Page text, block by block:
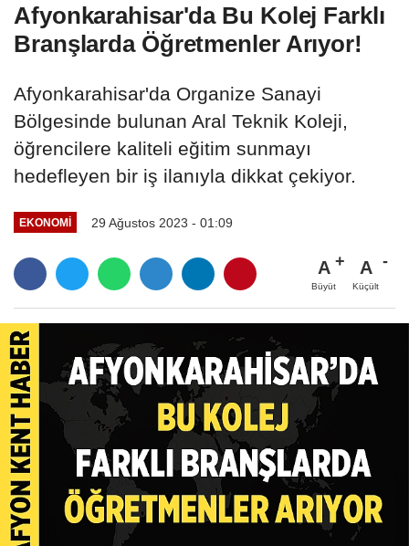
Afyonkarahisar'da Bu Kolej Farklı
Branşlarda Öğretmenler Arıyor!
Afyonkarahisar'da Organize Sanayi
Bölgesinde bulunan Aral Teknik Koleji,
öğrencilere kaliteli eğitim sunmayı
hedefleyen bir iş ilanıyla dikkat çekiyor.
EKONOMI 29 Ağustos 2023 - 01:09
A
Büyüt
A
Küçült